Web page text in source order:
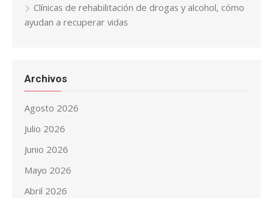
Clínicas de rehabilitación de drogas y alcohol, cómo
ayudan a recuperar vidas
Archivos
Agosto 2026
Julio 2026
Junio 2026
Mayo 2026
Abril 2026